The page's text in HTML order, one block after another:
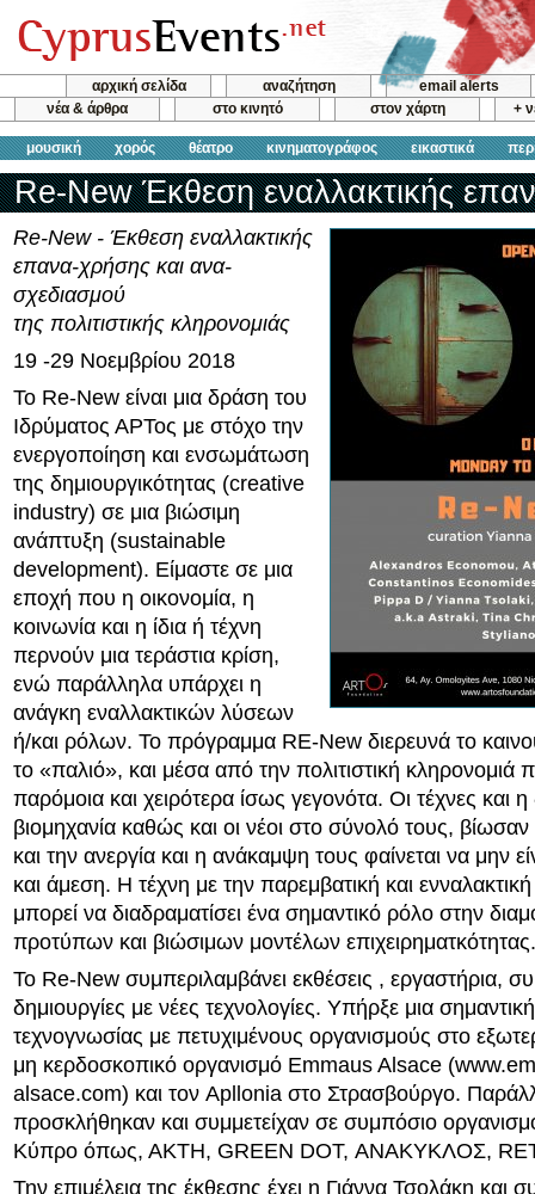
αρχική σελίδα αναζήτηση
email alerts
νέα & άρθρα
στο κινητό στον χάρτη +
μουσική χορός θέατρο κινηματογράφος εικαστικά
Re-New Έκθεση εναλλακτικής
Re-New - Έκθεση εναλλακτικής
επανα-χρήσης και ανα-
σχεδιασμού
της πολιτιστικής κληρονομιάς
19 -29 Νοεμβρίου 2018
Το Re-New είναι μια δράση του
Ιδρύματος ΑΡΤος με στόχο την
ενεργοποίηση και ενσωμάτωση
της δημιουργικότητας (creative
industry) σε μια βιώσιμη
ανάπτυξη (sustainable
development). Είμαστε σε μια
εποχή που η οικονομία, η
κοινωνία και η ίδια ή τέχνη
περνούν μια τεράστια κρίση,
ενώ παράλληλα υπάρχει η
ανάγκη εναλλακτικών λύσεων
ή/και ρόλων. Το πρόγραμμα RE-New διερευνά το
το «παλιό», και μέσα από την πολιτιστική κληρονομιά
παρόμοια και χειρότερα ίσως γεγονότα. Οι τέχνες και η
βιομηχανία καθώς και οι νέοι στο σύνολό τους, βίωσαν
και την ανεργία και η ανάκαμψη τους φαίνεται να μην
και άμεση. Η τέχνη με την παρεμβατική και
μπορεί να διαδραματίσει ένα σημαντικό ρόλο στην
προτύπων και βιώσιμων μοντέλων επιχειρηματκότητας.
Το Re-New συμπεριλαμβάνει εκθέσεις , εργαστήρια,
δημιουργίες με νέες τεχνολογίες. Υπήρξε μια
τεχνογνωσίας με πετυχιμένους οργανισμούς στο
μη κερδοσκοπικό οργανισμό Emmaus Alsace
alsace.com) και τον Apllonia στο Στρασβούργο.
προσκλήθηκαν και συμμετείχαν σε συμπόσιο
Κύπρο όπως, ΑΚΤΗ, GREEN DOT, ΑΝΑΚΥΚΛΟΣ,
Την επιμέλεια της έκθεσης έχει η Γιάννα Τσολάκη και